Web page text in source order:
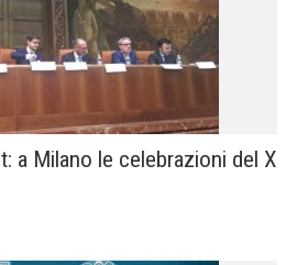
a Milano le celebrazioni del X